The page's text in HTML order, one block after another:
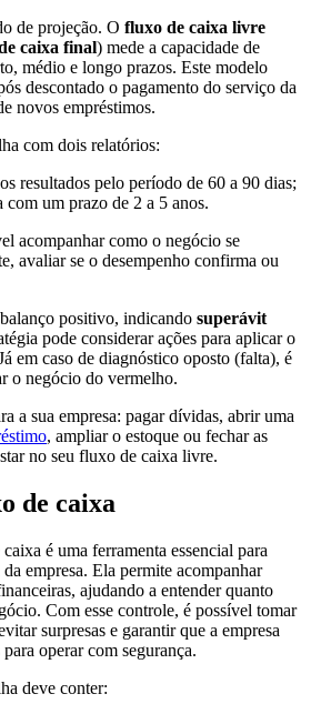
de projeção. O fluxo de caixa livre
caixa final) mede a capacidade de
médio e longo prazos. Este modelo
descontado o pagamento do serviço da
novos empréstimos.
com dois relatórios:
resultados pelo período de 60 a 90 dias;
com um prazo de 2 a 5 anos.
acompanhar como o negócio se
avaliar se o desempenho confirma ou
positivo, indicando superávit
pode considerar ações para aplicar o
em caso de diagnóstico oposto (falta), é
o negócio do vermelho.
a sua empresa: pagar dívidas, abrir uma
, ampliar o estoque ou fechar as
no seu fluxo de caixa livre.
de caixa
é uma ferramenta essencial para
empresa. Ela permite acompanhar
ajudando a entender quanto
Com esse controle, é possível tomar
surpresas e garantir que a empresa
operar com segurança.
deve conter: